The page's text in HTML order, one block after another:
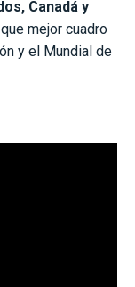
Canadá y
mejor cuadro
y el Mundial de